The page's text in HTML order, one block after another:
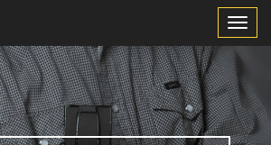
Toggle